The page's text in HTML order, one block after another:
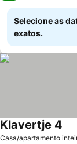
Selecione as
exatos.
Casa/apartamento
Klavertje 4